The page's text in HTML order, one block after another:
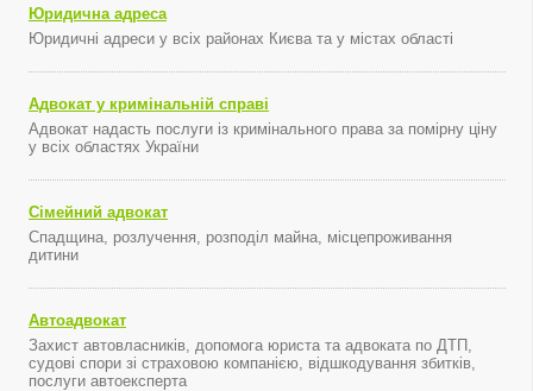
Юридична адреса
Юридичні адреси у всіх районах Києва та у містах області
Адвокат у кримінальній справі
Адвокат надасть послуги із кримінального права за помірну ціну
у всіх областях України
Сімейний адвокат
Спадщина, розлучення, розподіл майна, місцепроживання
дитини
Автоадвокат
Захист автовласників, допомога юриста та адвоката по ДТП,
судові спори зі страховою компанією, відшкодування збитків,
послуги автоексперта